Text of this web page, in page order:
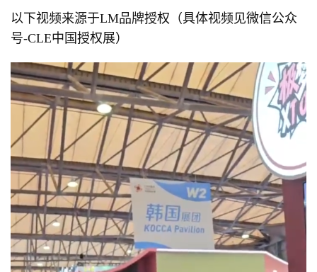
以下视频来源于LM品牌授权（具体视频见微信公众
号-CLE中国授权展）